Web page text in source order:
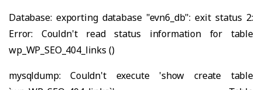
Database: exporting database "evn6_db": exit status 2:
Error: Couldn't read status information for table
wp_WP_SEO_404_links ()
mysqldump: Couldn't execute 'show create table